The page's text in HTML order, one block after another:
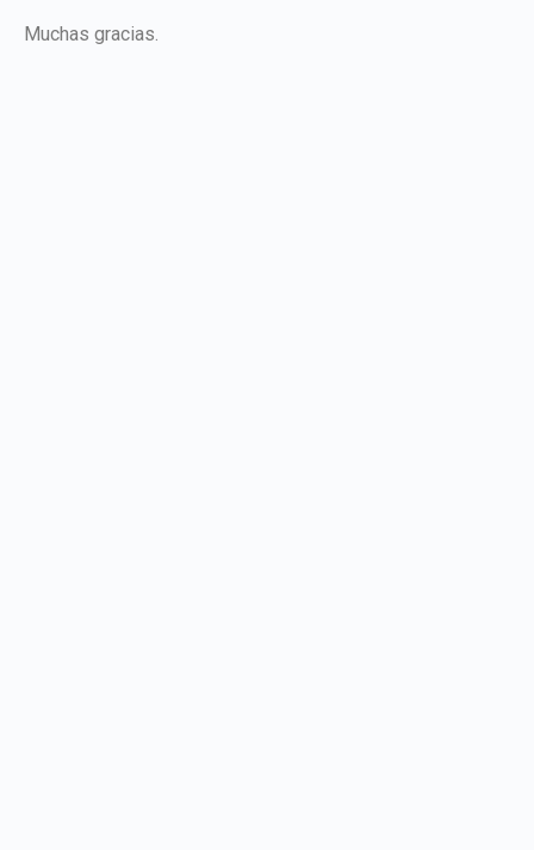
Muchas gracias.